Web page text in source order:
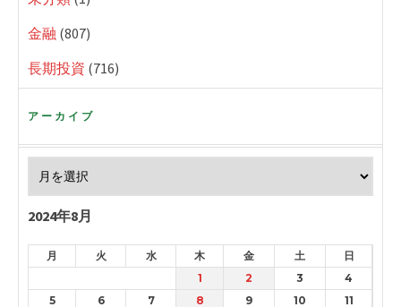
金融 (807)
長期投資 (716)
アーカイブ
2024年8月
月 火 水 木 金 土 日
1 2 3
4
5
6 7 8 9 10
11